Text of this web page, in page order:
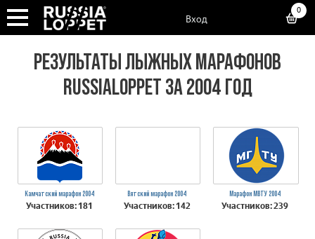
Вход
0
РЕЗУЛЬТАТЫ ЛЫЖНЫХ МАРАФОНОВ
RUSSIALOPPET ЗА 2004 ГОД
Камчатский марафон 2004
Участников: 181
Вятский марафон 2004
Участников: 142
Марафон МВТУ 2004
Участников: 239